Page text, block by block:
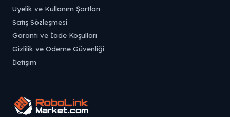
Üyelik ve Kullanım Şartları
Satış Sözleşmesi
Garanti ve İade Koşulları
Gizlilik ve Ödeme Güvenliği
İletişim